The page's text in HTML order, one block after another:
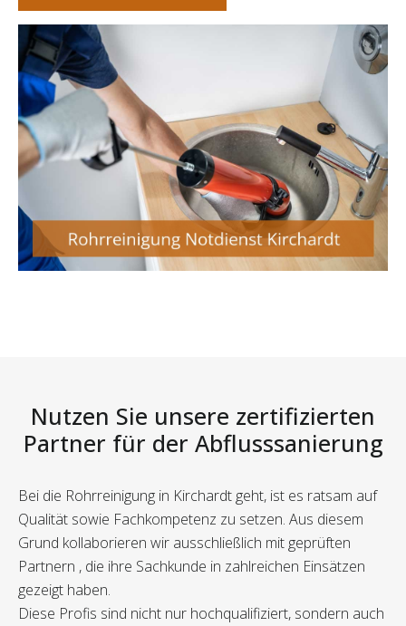
Nutzen Sie unsere zertifizierten
Partner für der Abflusssanierung
Bei die Rohrreinigung in Kirchardt geht, ist es ratsam auf
Qualität sowie Fachkompetenz zu setzen. Aus diesem
Grund kollaborieren wir ausschließlich mit geprüften
Partnern , die ihre Sachkunde in zahlreichen Einsätzen
gezeigt haben.
Diese Profis sind nicht nur hochqualifiziert, sondern auch